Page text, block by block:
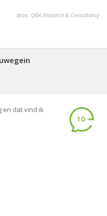
bron: Q&A Research & Consultancy
en dat vind ik
10